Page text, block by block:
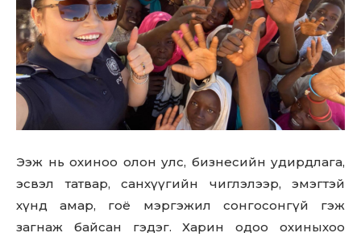
Ээж нь охиноо олон улс, бизнесийн удирдлага,
эсвэл татвар, санхүүгийн чиглэлээр, эмэгтэй
хүнд амар, гоё мэргэжил сонгосонгүй гэж
загнаж байсан гэдэг. Харин одоо охиныхоо